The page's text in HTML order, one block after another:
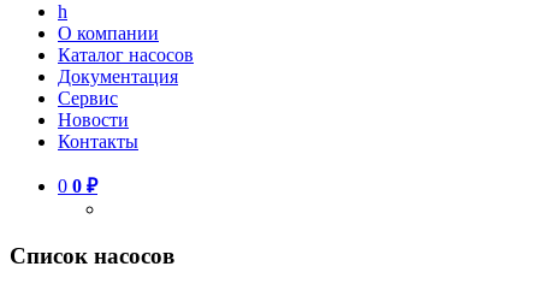
h
О компании
Каталог насосов
Документация
Сервис
Новости
Контакты
0 0 ₽
Список насосов